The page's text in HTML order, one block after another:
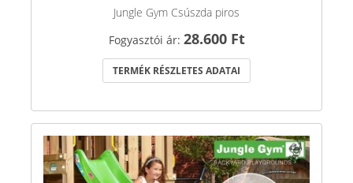
Jungle Gym Csúszda piros
Fogyasztói ár: 28.600 Ft
TERMÉK RÉSZLETES ADATAI